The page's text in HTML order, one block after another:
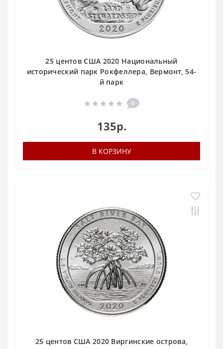
25 центов США 2020 Национальный
исторический парк Рокфеллера, Вермонт, 54-
й парк
0
135р.
В КОРЗИНУ
25 центов США 2020 Виргинские острова,